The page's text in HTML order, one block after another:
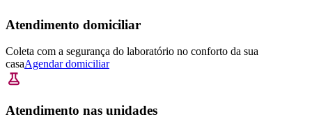
Atendimento domiciliar
Coleta com a segurança do laboratório no conforto da sua
casaAgendar domiciliar
Atendimento nas unidades